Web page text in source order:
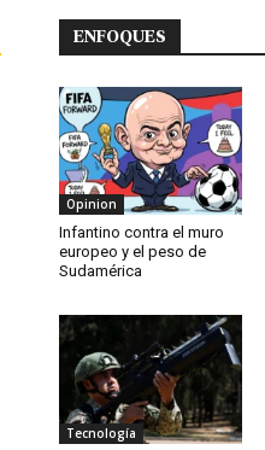
ENFOQUES
Opinion
Infantino contra el muro
europeo y el peso de
Sudamérica
Tecnología